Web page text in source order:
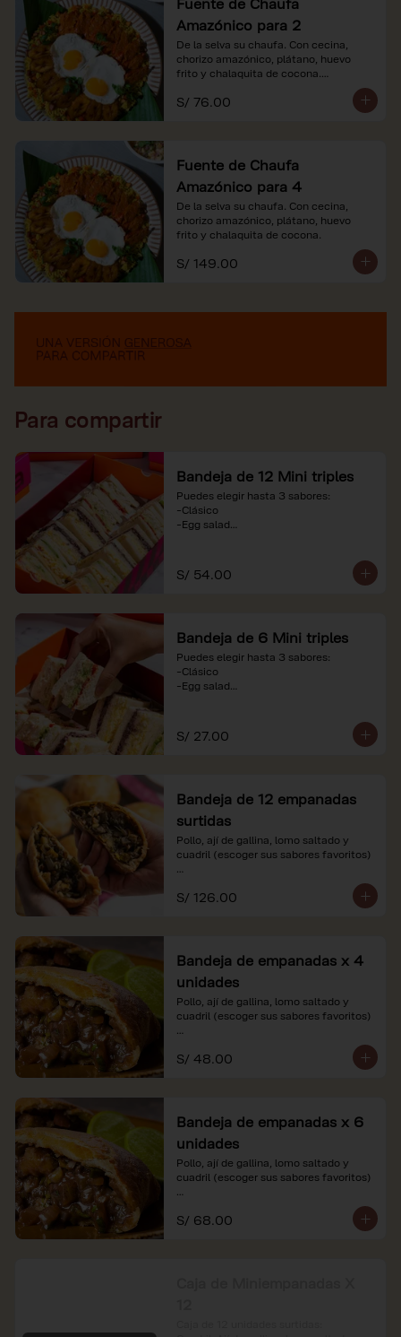
Amazónico para 2
De la selva su chaufa. Con cecina,
chorizo amazónico, plátano, huevo
frito y chalaquita de cocona.
*Imágenes referenciales.
*Nuestros precios están expresados en
S/ 76.00
Fuente de Chaufa
Amazónico para 4
De la selva su chaufa. Con cecina,
chorizo amazónico, plátano, huevo
frito y chalaquita de cocona.
S/ 149.00
Para compartir
Bandeja de 12 Mini triples
Puedes elegir hasta 3 sabores:
-Clásico
-Egg salad
referenciales.
S/ 54.00
Bandeja de 6 Mini triples
Puedes elegir hasta 3 sabores:
-Clásico
-Egg salad
referenciales.
S/ 27.00
Bandeja de 12 empanadas
surtidas
Pollo, ají de gallina, lomo saltado y
cuadril (escoger sus sabores favoritos)
*Nuestros precios están expresados en
soles e incluyen impuestos de ley y
S/ 126.00
Bandeja de empanadas x 4
unidades
Pollo, ají de gallina, lomo saltado y
cuadril (escoger sus sabores favoritos)
*Nuestros precios están expresados en
soles e incluyen impuestos de ley y
S/ 48.00
Bandeja de empanadas x 6
unidades
Pollo, ají de gallina, lomo saltado y
cuadril (escoger sus sabores favoritos)
*Nuestros precios están expresados en
soles e incluyen impuestos de ley y
S/ 68.00